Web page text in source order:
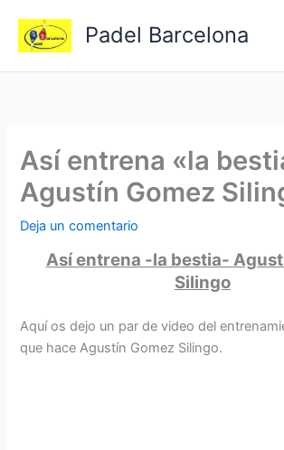
contenido
Padel Barcelona
Así entrena «la
Agustín Gomez
Deja un comentario
Así entrena -la bestia-
Silingo
Aquí os dejo un par de video del
que hace Agustín Gomez Silingo.